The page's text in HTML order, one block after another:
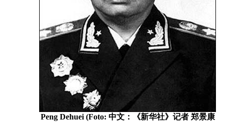
Peng Dehuei (Foto: 中文：《新华社》记者 郑景康